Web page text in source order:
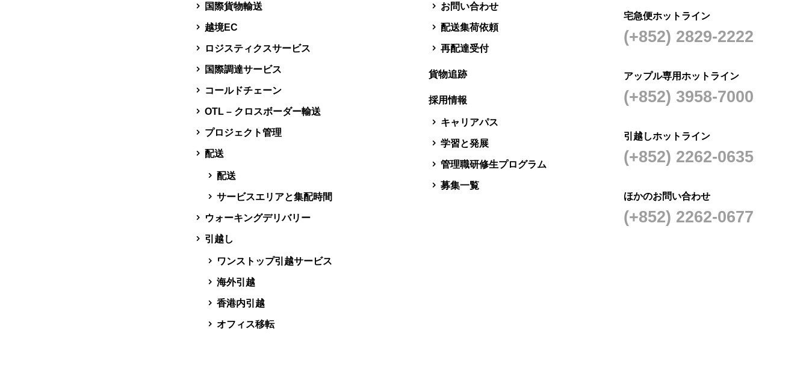
国際貨物輸送
越境EC
ロジスティクスサービス
国際調達サービス
コールドチェーン
OTL – クロスボーダー輸送
プロジェクト管理
配送
配送
サービスエリアと集配時間
ウォーキングデリバリー
引越し
ワンストップ引越サービス
海外引越
香港内引越
オフィス移転
お問い合わせ
配送集荷依頼
再配達受付
貨物追跡
採用情報
キャリアパス
学習と発展
管理職研修生プログラム
募集一覧
宅急便ホットライン
(+852) 2829-2222
アップル専用ホットライン
(+852) 3958-7000
引越しホットライン
(+852) 2262-0635
ほかのお問い合わせ
(+852) 2262-0677